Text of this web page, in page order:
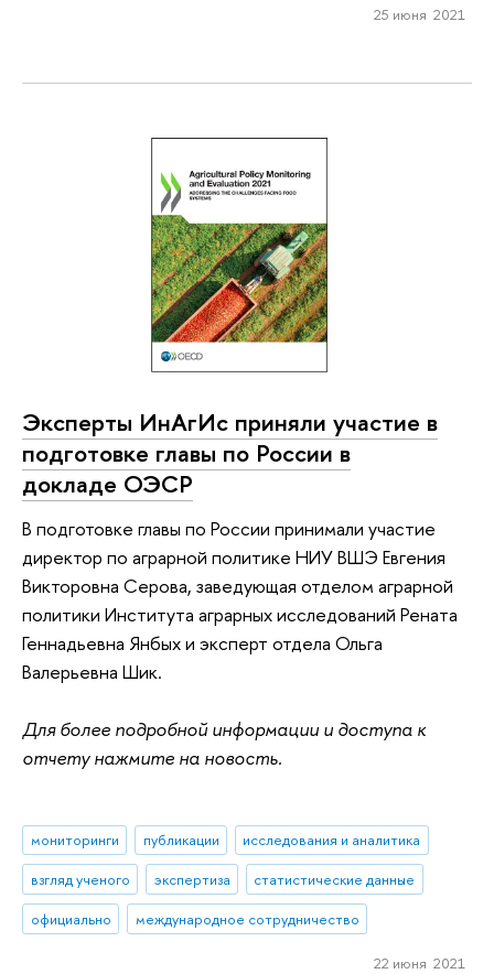
25 июня 2021
Эксперты ИнАгИс приняли участие в
подготовке главы по России в
докладе ОЭСР
В подготовке главы по России принимали участие
директор по аграрной политике НИУ ВШЭ Евгения
Викторовна Серова, заведующая отделом аграрной
политики Института аграрных исследований Рената
Геннадьевна Янбых и эксперт отдела Ольга
Валерьевна Шик.
Для более подробной информации и доступа к
отчету нажмите на новость.
мониторинги публикации
исследования и аналитика
взгляд ученого
экспертиза
статистические данные
официально
международное сотрудничество
22 июня 2021